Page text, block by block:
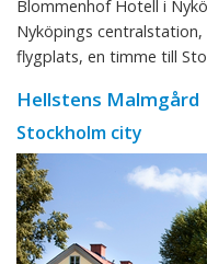
Blommenhof Hotell i
Nyköpings
flygplats, en timme till
Hellstens Malmgård
Stockholm city